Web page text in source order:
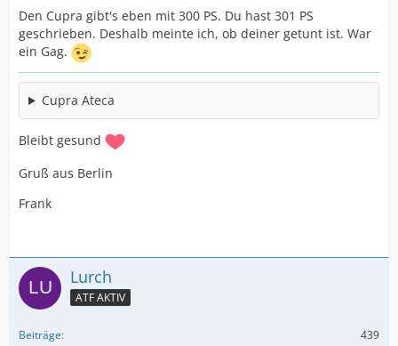
Den Cupra gibt's eben mit 300 PS. Du hast 301 PS
geschrieben. Deshalb meinte ich, ob deiner getunt ist. War
ein Gag.
Cupra Ateca
Bleibt gesund
Gruß aus Berlin
Frank
Lurch
ATF AKTIV
Beiträge
439